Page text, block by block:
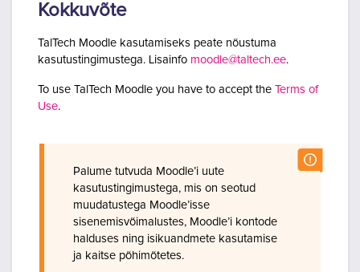
Kokkuvõte
TalTech Moodle kasutamiseks peate nõustuma
kasutustingimustega. Lisainfo moodle@taltech.ee.
To use TalTech Moodle you have to accept the Terms of
Use.
Palume tutvuda Moodle’i uute
kasutustingimustega, mis on seotud
muudatustega Moodle’isse
sisenemisvõimalustes, Moodle’i kontode
halduses ning isikuandmete kasutamise
ja kaitse põhimõtetes.